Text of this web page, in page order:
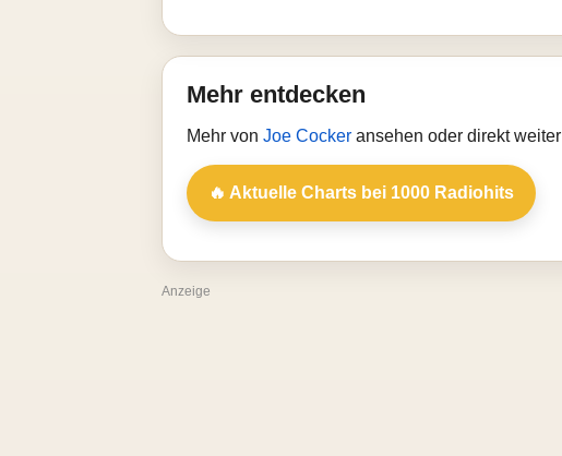
Mehr entdecken
Mehr von Joe Cocker ansehen oder direkt weiter
🔥 Aktuelle Charts bei 1000 Radiohits
Anzeige